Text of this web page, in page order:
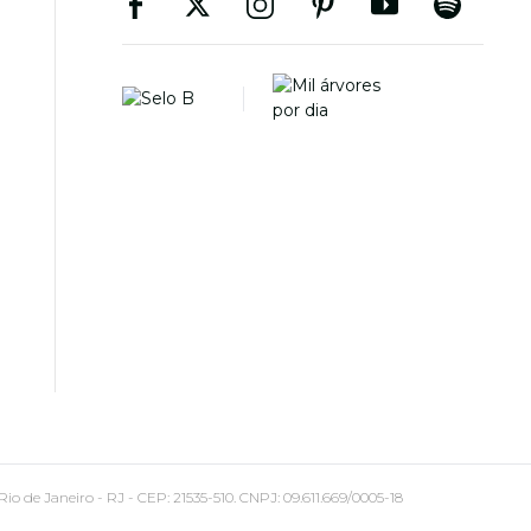
Janeiro - RJ - CEP: 21535-510. CNPJ: 09.611.669/0005-18